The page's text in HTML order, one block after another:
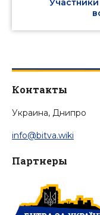
Контакты
Украина, Днипро
info@bitva.wiki
Партнеры